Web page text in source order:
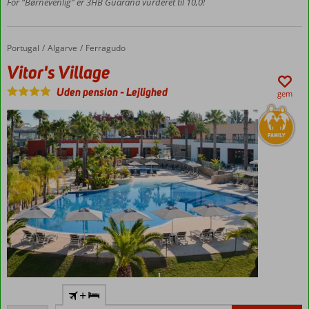
og
med
plads til
4
Forside
Portugal Algarve Ferragudo
Vitor's Village
Vitor's Village
Uden pension-Lejlighed gem
Hyggeligt
lejlighedshotel
+